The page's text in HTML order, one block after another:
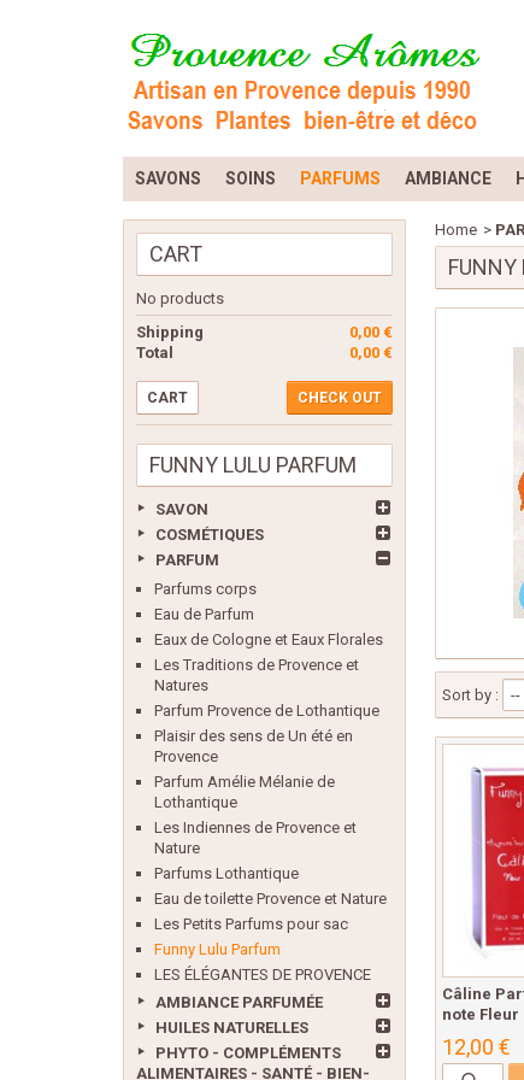
SAVONS SOINS PARFUMS AMBIANCE
CART
No products
0,00 €
Shipping
0,00 €
Total
CART CHECK OUT
FUNNY LULU PARFUM
SAVON
COSMÉTIQUES
PARFUM
Parfums corps
Eau de Parfum
Eaux de Cologne et Eaux Florales
Les Traditions de Provence et
Natures
Parfum Provence de Lothantique
Plaisir des sens de Un été en
Provence
Parfum Amélie Mélanie de
Lothantique
Les Indiennes de Provence et
Nature
Parfums Lothantique
Eau de toilette Provence et Nature
Les Petits Parfums pour sac
Funny Lulu Parfum
LES ÉLÉGANTES DE PROVENCE
AMBIANCE PARFUMÉE
HUILES NATURELLES
PHYTO - COMPLÉMENTS
ALIMENTAIRES - SANTÉ - BIEN-
Home >
FUNNY
Sort by : --
Câline
note Fleur
12,00 €